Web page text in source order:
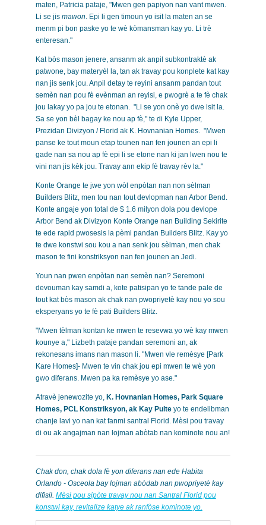
maten, Patricia pataje, "Mwen gen papiyon nan vant mwen.
Li se jis mawon. Epi li gen timoun yo isit la maten an se
menm pi bon paske yo te wè kòmansman kay yo. Li trè
enteresan."
Kat bòs mason jenere, ansanm ak anpil subkontraktè ak
patwone, bay materyèl la, tan ak travay pou konplete kat kay
nan jis senk jou. Anpil detay te reyini ansanm pandan tout
semèn nan pou fè evènman an reyisi, e pwogrè a te fè chak
jou lakay yo pa jou te etonan. "Li se yon onè yo dwe isit la.
Sa se yon bèl bagay ke nou ap fè," te di Kyle Upper,
Prezidan Divizyon / Florid ak K. Hovnanian Homes. "Mwen
panse ke tout moun etap tounen nan fen jounen an epi li
gade nan sa nou ap fè epi li se etone nan ki jan lwen nou te
vini nan jis kèk jou. Travay ann ekip fè travay rèv la."
Konte Orange te jwe yon wòl enpòtan nan non sèlman
Builders Blitz, men tou nan tout devlopman nan Arbor Bend.
Konte angaje yon total de $ 1.6 milyon dola pou devlope
Arbor Bend ak Divizyon Konte Orange nan Building Sekirite
te ede rapid pwosesis la pèmi pandan Builders Blitz. Kay yo
te dwe konstwi sou kou a nan senk jou sèlman, men chak
mason te fini konstriksyon nan fen jounen an Jedi.
Youn nan pwen enpòtan nan semèn nan? Seremoni
devouman kay samdi a, kote patisipan yo te tande pale de
tout kat bòs mason ak chak nan pwopriyetè kay nou yo sou
eksperyans yo te fè pati Builders Blitz.
"Mwen tèlman kontan ke mwen te resevwa yo wè kay mwen
kounye a," Lizbeth pataje pandan seremoni an, ak
rekonesans imans nan mason li. "Mwen vle remèsye [Park
Kare Homes]- Mwen te vin chak jou epi mwen te wè yon
gwo diferans. Mwen pa ka remèsye yo ase."
Atravè jenewozite yo, K. Hovnanian Homes, Park Square
Homes, PCL Konstriksyon, ak Kay Pulte yo te endelibman
chanje lavi yo nan kat fanmi santral Florid. Mèsi pou travay
di ou ak angajman nan lojman abòtab nan kominote nou an!
Chak don, chak dola fè yon diferans nan ede Habita
Orlando - Osceola bay lojman abòdab nan pwopriyetè kay
difisil. Mèsi pou sipòte travay nou nan Santral Florid pou
konstwi kay, revitalize katye ak ranfòse kominote yo.